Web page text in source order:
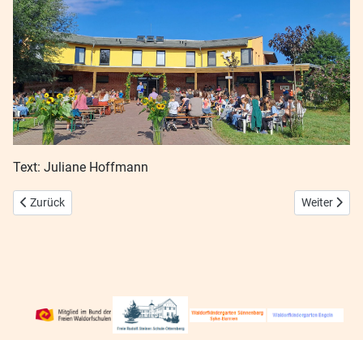
Text: Juliane Hoffmann
Vorheriger Beitrag: Gartentag 30. Mai 26
Zurück Nächster
Weiter